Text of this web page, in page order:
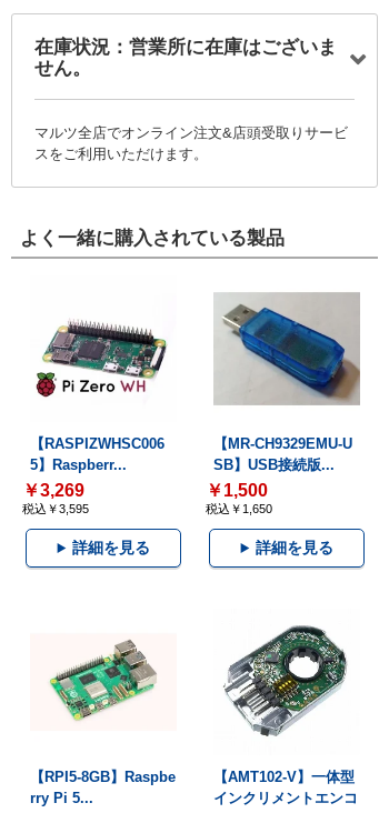
在庫状況：営業所に在庫はございま
せん。
マルツ全店でオンライン注文&店頭受取りサービ
スをご利用いただけます。
よく一緒に購入されている製品
【RASPIZWHSC006
5】Raspberr...
￥3,269
税込￥3,595
詳細を見る
【MR-CH9329EMU-U
SB】USB接続版...
￥1,500
税込￥1,650
詳細を見る
【RPI5-8GB】Raspbe
rry Pi 5...
【AMT102-V】一体型
インクリメントエンコ